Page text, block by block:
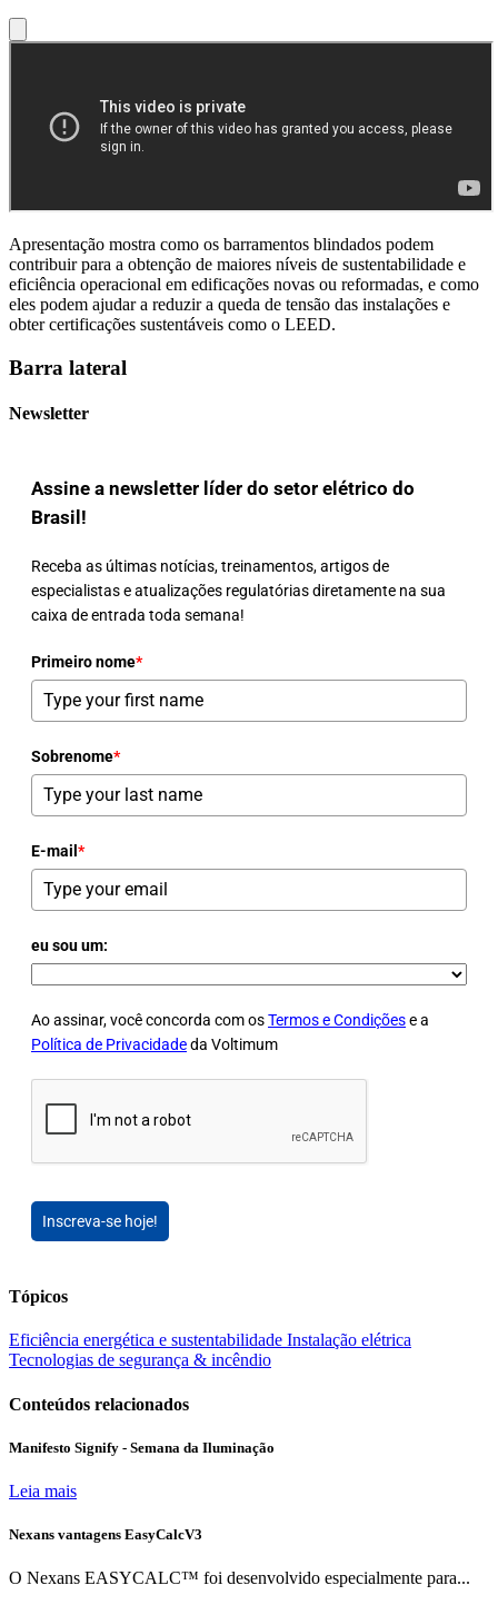
Apresentação mostra como os barramentos blindados podem
contribuir para a obtenção de maiores níveis de sustentabilidade e
eficiência operacional em edificações novas ou reformadas, e como
eles podem ajudar a reduzir a queda de tensão das instalações e
obter certificações sustentáveis como o LEED.
Barra lateral
Newsletter
Assine a newsletter líder do setor elétrico do
Brasil!
Receba as últimas notícias, treinamentos, artigos de
especialistas e atualizações regulatórias diretamente na sua
caixa de entrada toda semana!
Primeiro nome*
Sobrenome*
E-mail *
eu sou um:
Ao assinar, você concorda com osTermos e Condiçõese a
Política de Privacidadeda Voltimum
Inscreva-se hoje!
Tópicos
Eficiência energética e sustentabilidade Instalação elétrica
Tecnologias de segurança & incêndio
Conteúdos relacionados
Manifesto Signify - Semana da Iluminação
Leia mais
Nexans vantagens EasyCalcV3
O Nexans EASYCALC™ foi desenvolvido especialmente para...